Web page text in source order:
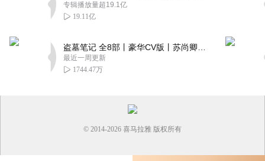
专辑播放量超19.1亿
19.11亿
最近一周更新
1744.47万
© 2014-2026 喜马拉雅 版权所有